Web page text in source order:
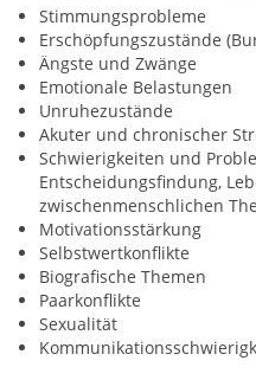
Stimmungsprobleme
Erschöpfungszustände
Ängste und Zwänge
Emotionale Belastungen
Unruhezustände
Akuter und chronischer
Schwierigkeiten und
Entscheidungsfindung,
zwischenmenschlichen
Motivationsstärkung
Selbstwertkonflikte
Biografische Themen
Paarkonflikte
Sexualität